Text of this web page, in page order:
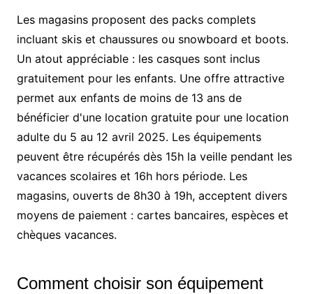
Les magasins proposent des packs complets
incluant skis et chaussures ou snowboard et boots.
Un atout appréciable : les casques sont inclus
gratuitement pour les enfants. Une offre attractive
permet aux enfants de moins de 13 ans de
bénéficier d'une location gratuite pour une location
adulte du 5 au 12 avril 2025. Les équipements
peuvent être récupérés dès 15h la veille pendant les
vacances scolaires et 16h hors période. Les
magasins, ouverts de 8h30 à 19h, acceptent divers
moyens de paiement : cartes bancaires, espèces et
chèques vacances.
Comment choisir son équipement